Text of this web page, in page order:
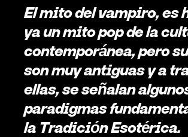
El mito del vampiro, es
ya un mito pop de la
contemporánea, pero
son muy antiguas y a
ellas, se señalan
paradigmas
la Tradición Esotérica.